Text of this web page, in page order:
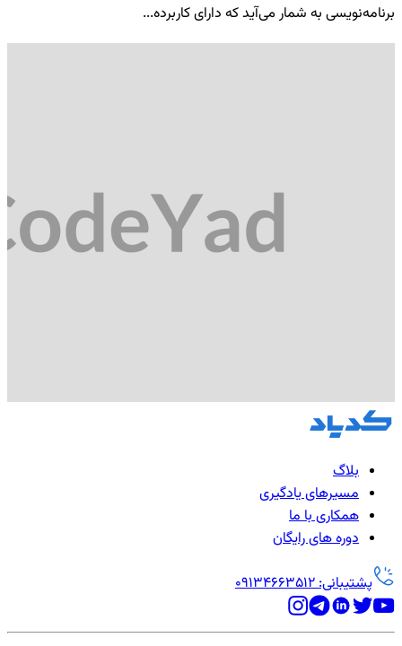
برنامه‌نویسی به شمار می‌آید که دارای کاربرده...
بلاگ
مسیرهای یادگیری
همکاری با ما
دوره های رایگان
پشتیبانی: 09134663512